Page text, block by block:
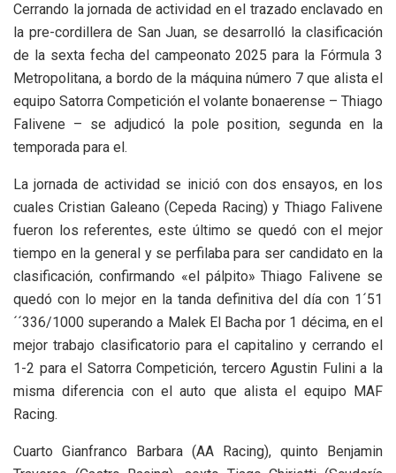
Cerrando la jornada de actividad en el trazado enclavado en
la pre-cordillera de San Juan, se desarrolló la clasificación
de la sexta fecha del campeonato 2025 para la Fórmula 3
Metropolitana, a bordo de la máquina número 7 que alista el
equipo Satorra Competición el volante bonaerense – Thiago
Falivene – se adjudicó la pole position, segunda en la
temporada para el.
La jornada de actividad se inició con dos ensayos, en los
cuales Cristian Galeano (Cepeda Racing) y Thiago Falivene
fueron los referentes, este último se quedó con el mejor
tiempo en la general y se perfilaba para ser candidato en la
clasificación, confirmando «el pálpito» Thiago Falivene se
quedó con lo mejor en la tanda definitiva del día con 1´51
´´336/1000 superando a Malek El Bacha por 1 décima, en el
mejor trabajo clasificatorio para el capitalino y cerrando el
1-2 para el Satorra Competición, tercero Agustin Fulini a la
misma diferencia con el auto que alista el equipo MAF
Racing.
Cuarto Gianfranco Barbara (AA Racing), quinto Benjamin